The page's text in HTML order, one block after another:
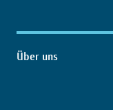
Über uns